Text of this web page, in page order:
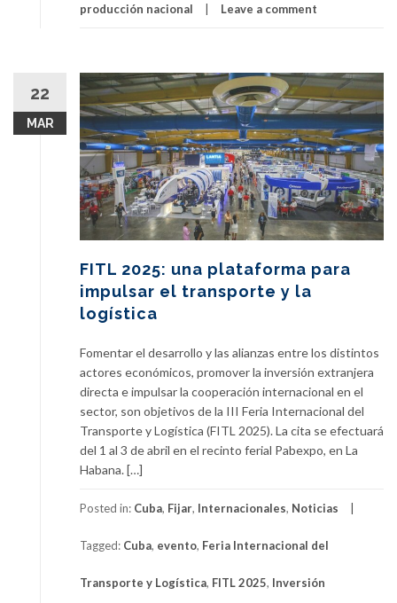
producción nacional Leave a comment
22
MAR
FITL 2025: una plataforma para
impulsar el transporte y la
logística
Fomentar el desarrollo y las alianzas entre los distintos
actores económicos, promover la inversión extranjera
directa e impulsar la cooperación internacional en el
sector, son objetivos de la III Feria Internacional del
Transporte y Logística (FITL 2025). La cita se efectuará
del 1 al 3 de abril en el recinto ferial Pabexpo, en La
Habana. […]
Posted in: Cuba, Fijar, Internacionales, Noticias
Tagged: Cuba, evento, Feria Internacional del
Transporte y Logística, FITL 2025, Inversión